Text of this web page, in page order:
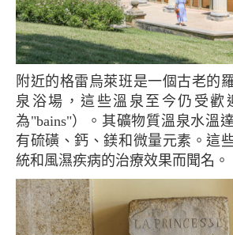
附近的格雷烏萊班是一個古老的羅馬城市，擁有溫
泉浴場，這些溫泉至今仍受歡
為"bains"）。其礦物質溫泉水溫
有硫磺、鈣、鎂和微量元素。這
統和風濕疾病的治療效果而聞名。